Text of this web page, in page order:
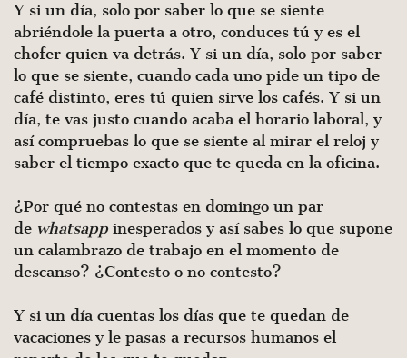
Y si un día, solo por saber lo que se siente
abriéndole la puerta a otro, conduces tú y es el
chofer quien va detrás. Y si un día, solo por saber
lo que se siente, cuando cada uno pide un tipo de
café distinto, eres tú quien sirve los cafés. Y si un
día, te vas justo cuando acaba el horario laboral, y
así compruebas lo que se siente al mirar el reloj y
saber el tiempo exacto que te queda en la oficina.
¿Por qué no contestas en domingo un par
de whatsappinesperados y así sabes lo que supone
un calambrazo de trabajo en el momento de
descanso? ¿Contesto o no contesto?
Y si un día cuentas los días que te quedan de
vacaciones y le pasas a recursos humanos el